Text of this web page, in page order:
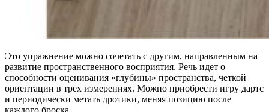
Это упражнение можно сочетать с другим, направленным на
развитие пространственного восприятия. Речь идет о
способности оценивания «глубины» пространства, четкой
ориентации в трех измерениях. Можно приобрести игру дартс
и периодически метать дротики, меняя позицию после
каждого броска.